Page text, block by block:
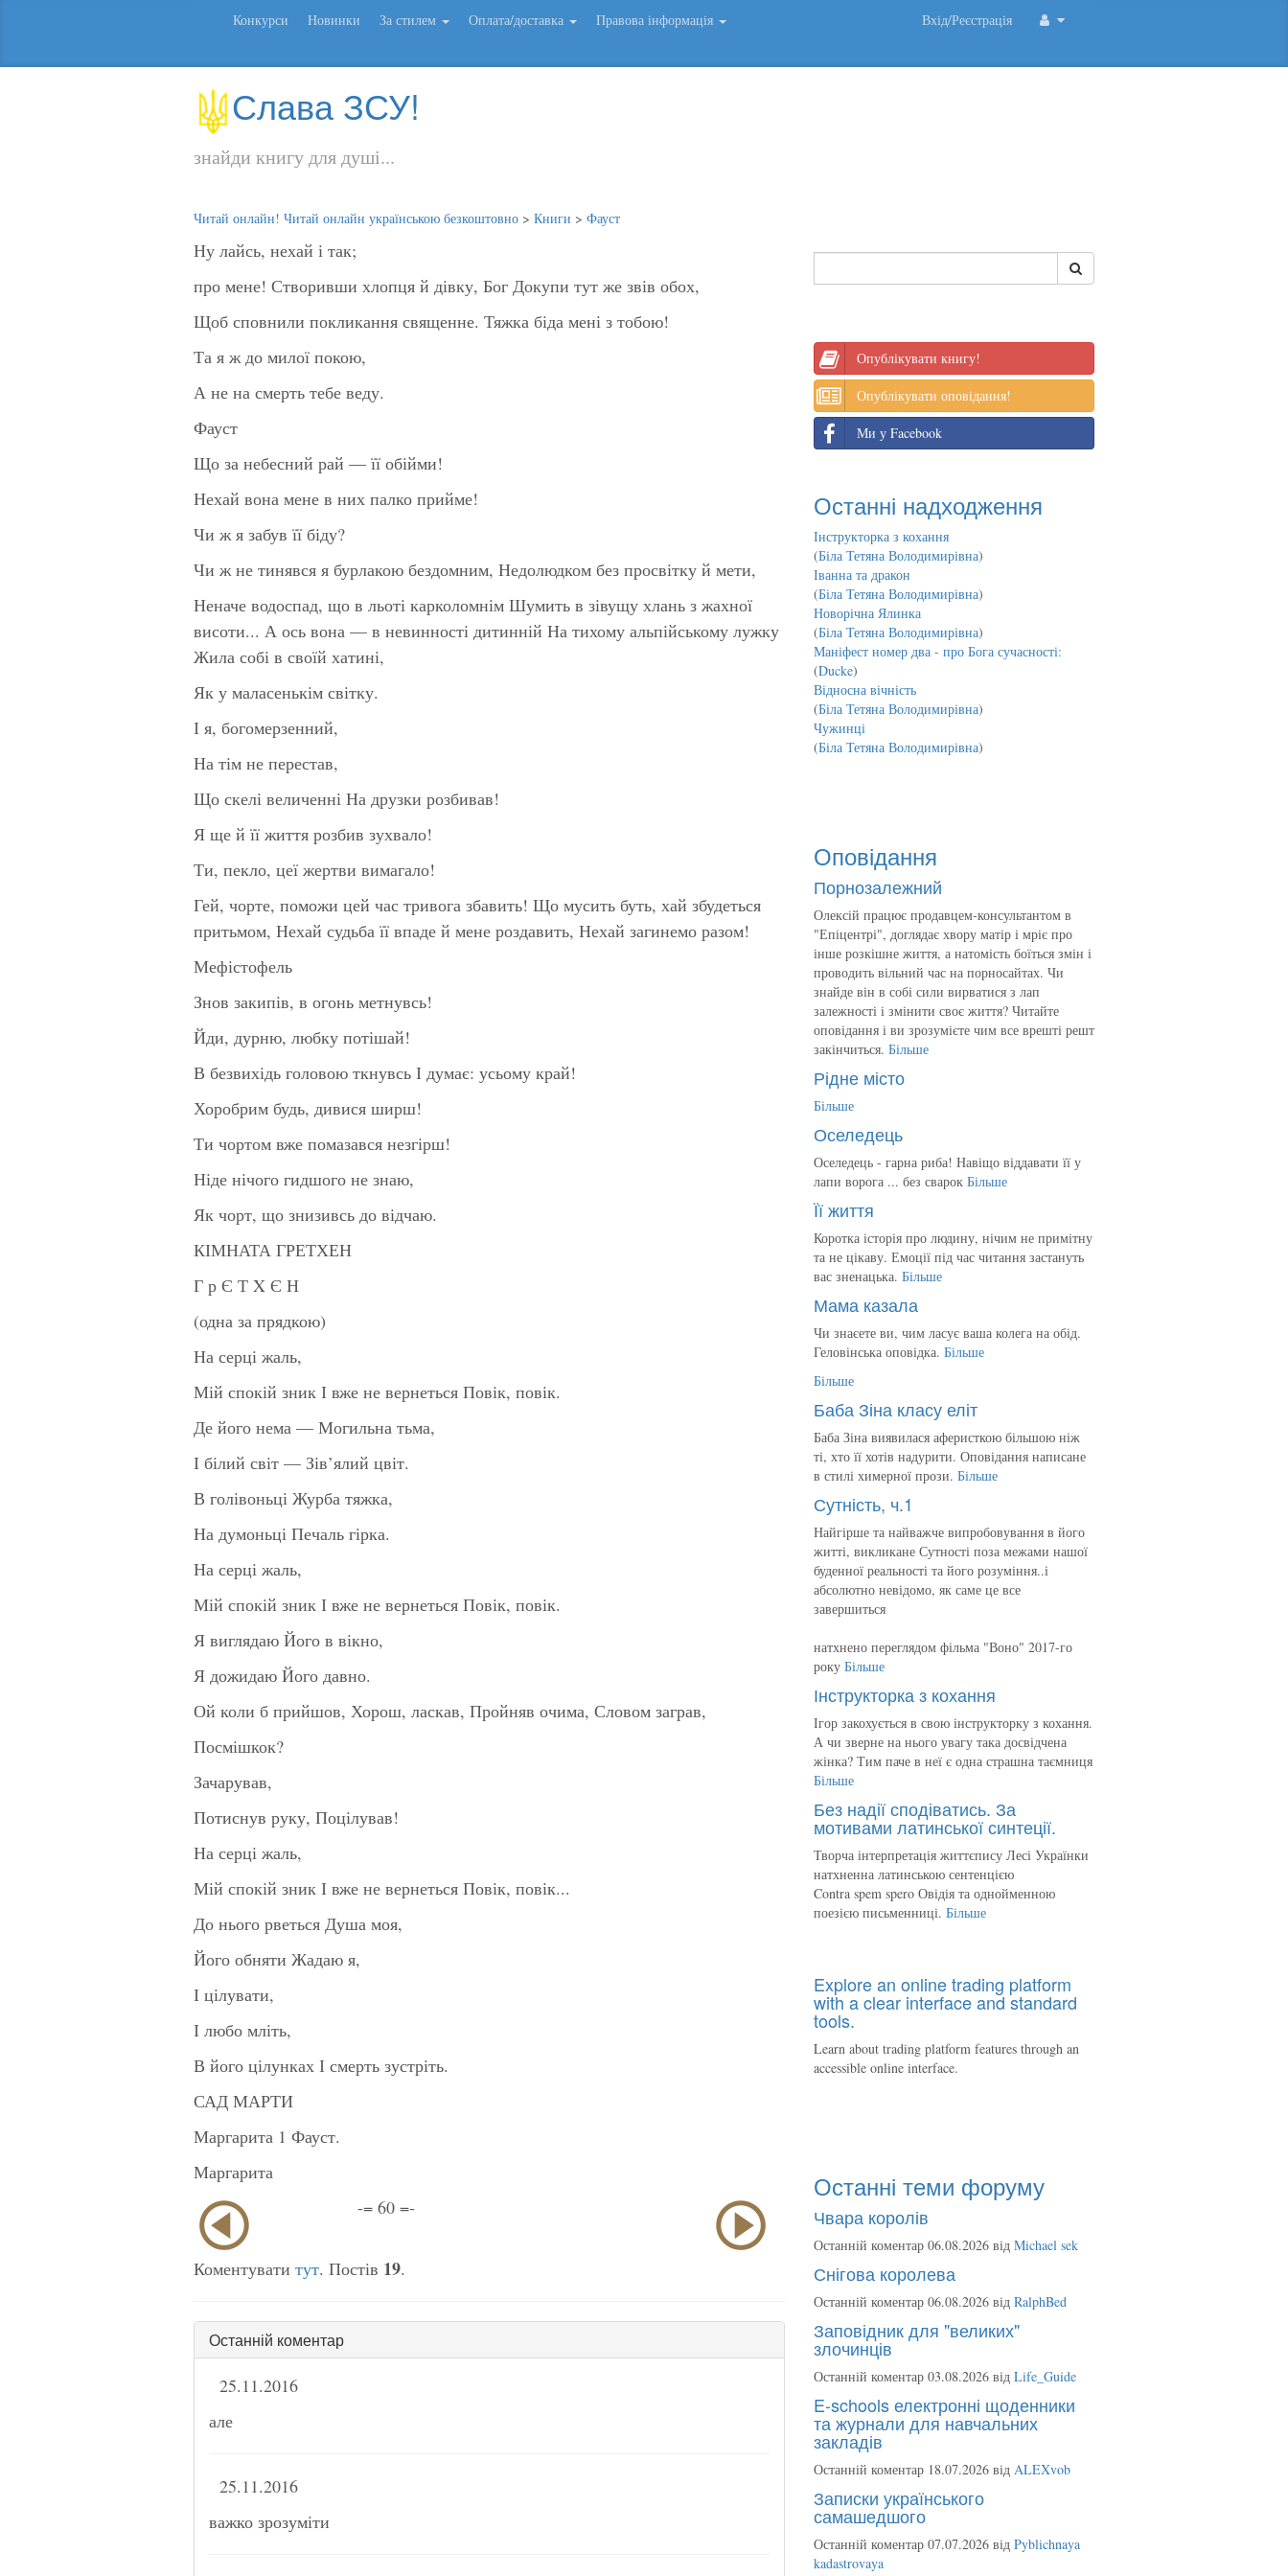
Конкурси Новинки За стилем Оплата/доставка Правова інформація Вхід/Реєстрація
Слава ЗСУ!
знайди книгу для душі...
Читай онлайн! Читай онлайн українською безкоштовно > Книги > Фауст
Ну лайсь, нехай і так;
про мене! Створивши хлопця й дівку, Бог Докупи тут же звів обох,
Щоб сповнили покликання священне. Тяжка біда мені з тобою!
Та я ж до милої покою,
А не на смерть тебе веду.
Фауст
Що за небесний рай — її обійми!
Нехай вона мене в них палко прийме!
Чи ж я забув її біду?
Чи ж не тинявся я бурлакою бездомним, Недолюдком без просвітку й мети,
Неначе водоспад, що в льоті карколомнім Шумить в зівущу хлань з жахної
висоти... А ось вона — в невинності дитинній На тихому альпійському лужку
Жила собі в своїй хатині,
Як у маласенькім світку.
І я, богомерзенний,
На тім не перестав,
Що скелі величенні На друзки розбивав!
Я ще й її життя розбив зухвало!
Ти, пекло, цеї жертви вимагало!
Гей, чорте, поможи цей час тривога збавить! Що мусить буть, хай збудеться
притьмом, Нехай судьба її впаде й мене роздавить, Нехай загинемо разом!
Мефістофель
Знов закипів, в огонь метнувсь!
Йди, дурню, любку потішай!
В безвихідь головою ткнувсь І думає: усьому край!
Хоробрим будь, дивися ширш!
Ти чортом вже помазався незгірш!
Ніде нічого гидшого не знаю,
Як чорт, що знизивсь до відчаю.
КІМНАТА ГРЕТХЕН
Г р Є Т X Є Н
(одна за прядкою)
На серці жаль,
Мій спокій зник І вже не вернеться Повік, повік.
Де його нема — Могильна тьма,
І білий світ — Зів’ялий цвіт.
В голівоньці Журба тяжка,
На думоньці Печаль гірка.
На серці жаль,
Мій спокій зник І вже не вернеться Повік, повік.
Я виглядаю Його в вікно,
Я дожидаю Його давно.
Ой коли б прийшов, Хорош, ласкав, Пройняв очима, Словом заграв,
Посмішкок?
Зачарував,
Потиснув руку, Поцілував!
На серці жаль,
Мій спокій зник І вже не вернеться Повік, повік...
До нього рветься Душа моя,
Його обняти Жадаю я,
І цілувати,
І любо мліть,
В його цілунках І смерть зустріть.
САД МАРТИ
Маргарита 1 Фауст.
Маргарита
-= 60 =-
Коментувати тут. Постів 19.
Останній коментар
25.11.2016
але
25.11.2016
важко зрозуміти
Опублікувати книгу!
Опублікувати оповідання!
Ми у Facebook
Останні надходження
Інструкторка з кохання
(Біла Тетяна Володимирівна)
Іванна та дракон
(Біла Тетяна Володимирівна)
Новорічна Ялинка
(Біла Тетяна Володимирівна)
Маніфест номер два - про Бога сучасності:
(Ducke)
Відносна вічність
(Біла Тетяна Володимирівна)
Чужинці
(Біла Тетяна Володимирівна)
Оповідання
Порнозалежний
Олексій працює продавцем-консультантом в
"Епіцентрі", доглядає хвору матір і мріє про
інше розкішне життя, а натомість боїться змін і
проводить вільний час на порносайтах. Чи
знайде він в собі сили вирватися з лап
залежності і змінити своє життя? Читайте
оповідання і ви зрозумієте чим все врешті решт
закінчиться. Більше
Рідне місто
Більше
Оселедець
Оселедець - гарна риба! Навіщо віддавати її у
лапи ворога ... без сварок Більше
Її життя
Коротка історія про людину, нічим не примітну
та не цікаву. Емоції під час читання застануть
вас зненацька. Більше
Мама казала
Чи знаєете ви, чим ласує ваша колега на обід.
Геловінська оповідка. Більше
Більше
Баба Зіна класу еліт
Баба Зіна виявилася аферисткою більшою ніж
ті, хто її хотів надурити. Оповідання написане
в стилі химерної прози. Більше
Сутність, ч.1
Найгірше та найважче випробовування в його
житті, викликане Сутності поза межами нашої
буденної реальності та його розуміння..і
абсолютно невідомо, як саме це все
завершиться
натхнено переглядом фільма "Воно" 2017-го
року Більше
Інструкторка з кохання
Ігор закохується в свою інструкторку з кохання.
А чи зверне на нього увагу така досвідчена
жінка? Тим паче в неї є одна страшна таємниця
Більше
Без надії сподіватись. За
мотивами латинської синтеції.
Творча інтерпретація життєпису Лесі Українки
натхненна латинською сентенцією
Contra spem spero Овідія та однойменною
поезією письменниці. Більше
Explore an online trading platform
with a clear interface and standard
tools.
Learn about trading platform features through an
accessible online interface.
Останні теми форуму
Чвара королів
Останній коментар 06.08.2026 від Michael sek
Снігова королева
Останній коментар 06.08.2026 від RalphBed
Заповідник для "великих"
злочинців
Останній коментар 03.08.2026 від Life_Guide
E-schools електронні щоденники
та журнали для навчальних
закладів
Останній коментар 18.07.2026 від ALEXvob
Записки українського
самашедшого
Останній коментар 07.07.2026 від Pyblichnaya
kadastrovaya